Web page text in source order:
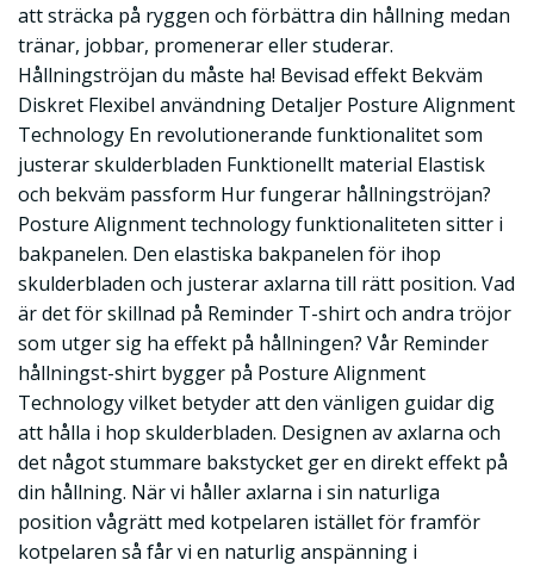
att sträcka på ryggen och förbättra din hållning medan
tränar, jobbar, promenerar eller studerar.
Hållningströjan du måste ha! Bevisad effekt Bekväm
Diskret Flexibel användning Detaljer Posture Alignment
Technology En revolutionerande funktionalitet som
justerar skulderbladen Funktionellt material Elastisk
och bekväm passform Hur fungerar hållningströjan?
Posture Alignment technology funktionaliteten sitter i
bakpanelen. Den elastiska bakpanelen för ihop
skulderbladen och justerar axlarna till rätt position. Vad
är det för skillnad på Reminder T-shirt och andra tröjor
som utger sig ha effekt på hållningen? Vår Reminder
hållningst-shirt bygger på Posture Alignment
Technology vilket betyder att den vänligen guidar dig
att hålla i hop skulderbladen. Designen av axlarna och
det något stummare bakstycket ger en direkt effekt på
din hållning. När vi håller axlarna i sin naturliga
position vågrätt med kotpelaren istället för framför
kotpelaren så får vi en naturlig anspänning i